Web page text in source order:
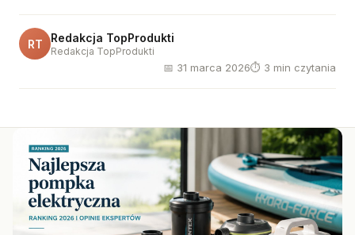
RT Redakcja TopProdukti
Redakcja TopProdukti
📅 31 marca 2026⏱ 3 min czytania